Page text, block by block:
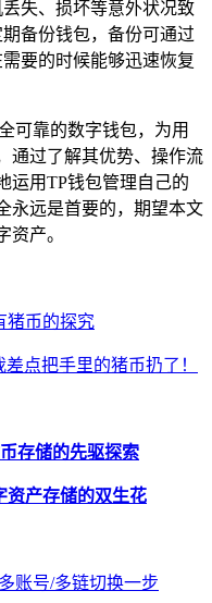
失、损坏等意外状况致
备份钱包，备份可通过
要的时候能够迅速恢复
可靠的数字钱包，为用
通过了解其优势、操作流
运用TP钱包管理自己的
永远是首要的，期望本文
资产。
猪币的探究
点把手里的猪币扔了！
存储的先驱探索
资产存储的双生花